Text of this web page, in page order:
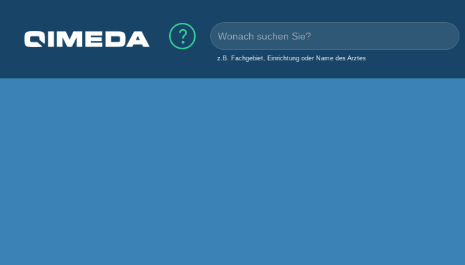
z.B. Fachgebiet, Einrichtung oder Name des Arztes